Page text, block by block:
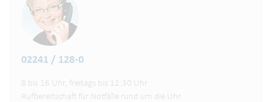
02241 / 128-0
8 bis 16 Uhr, freitags bis 12:30 Uhr
Rufbereitschaft für Notfälle rund um die Uhr